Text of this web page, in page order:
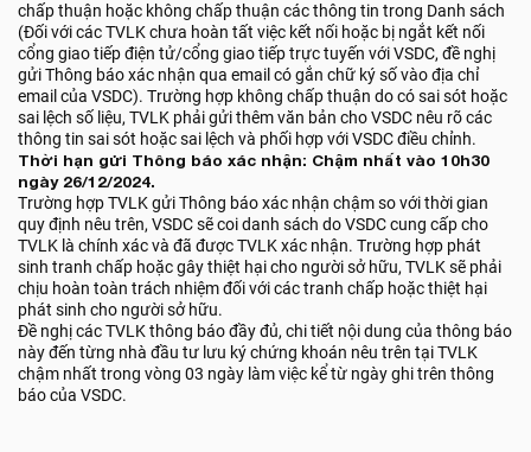
chấp thuận hoặc không chấp thuận các thông tin trong Danh sách
(Đối với các TVLK chưa hoàn tất việc kết nối hoặc bị ngắt kết nối
cổng giao tiếp điện tử/cổng giao tiếp trực tuyến với VSDC, đề nghị
gửi Thông báo xác nhận qua email có gắn chữ ký số vào địa chỉ
email của VSDC). Trường hợp không chấp thuận do có sai sót hoặc
sai lệch số liệu, TVLK phải gửi thêm văn bản cho VSDC nêu rõ các
thông tin sai sót hoặc sai lệch và phối hợp với VSDC điều chỉnh.
Thời hạn gửi Thông báo xác nhận: Chậm nhất vào 10h30
ngày 26/12/2024.
Trường hợp TVLK gửi Thông báo xác nhận chậm so với thời gian
quy định nêu trên, VSDC sẽ coi danh sách do VSDC cung cấp cho
TVLK là chính xác và đã được TVLK xác nhận. Trường hợp phát
sinh tranh chấp hoặc gây thiệt hại cho người sở hữu, TVLK sẽ phải
chịu hoàn toàn trách nhiệm đối với các tranh chấp hoặc thiệt hại
phát sinh cho người sở hữu.
Đề nghị các TVLK thông báo đầy đủ, chi tiết nội dung của thông báo
này đến từng nhà đầu tư lưu ký chứng khoán nêu trên tại TVLK
chậm nhất trong vòng 03 ngày làm việc kể từ ngày ghi trên thông
báo của VSDC.